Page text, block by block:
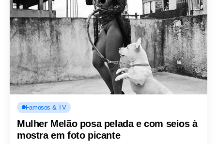
Famosos & TV
Mulher Melão posa pelada e com seios à
mostra em foto picante